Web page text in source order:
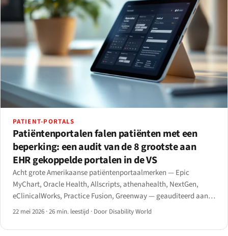
PATIENT-PORTALS
Patiëntenportalen falen patiënten met een
beperking: een audit van de 8 grootste aan
EHR gekoppelde portalen in de VS
Acht grote Amerikaanse patiëntenportaalmerken — Epic
MyChart, Oracle Health, Allscripts, athenahealth, NextGen,
eClinicalWorks, Practice Fusion, Greenway — geauditeerd aan
de hand van WCAG 2.1 AA en de HHS Section 504-eindregel van
22 mei 2026 ·26 min. leestijd · Door Disability World